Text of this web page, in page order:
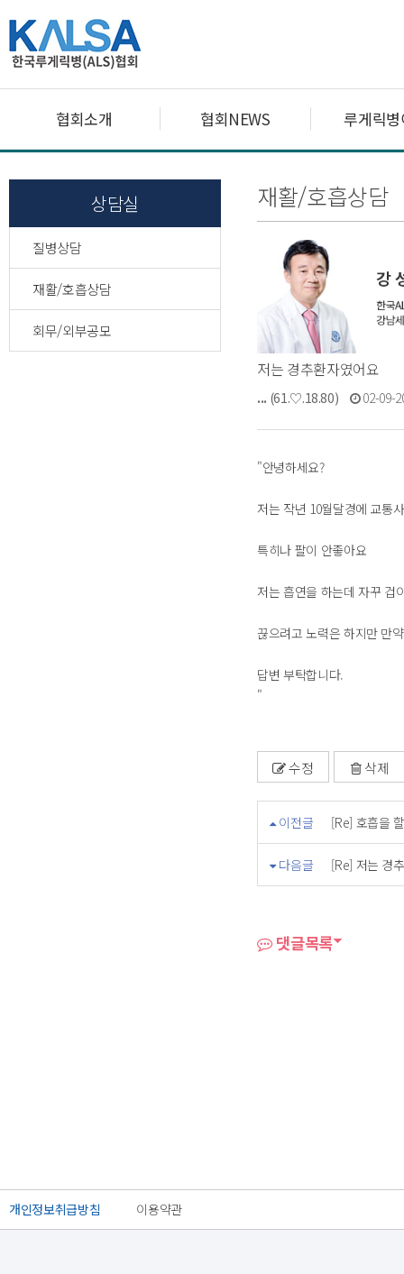
협회소개 협회NEWS 루게릭
상담실
질병상담
재활/호흡상담
회무/외부공모
재활/호흡상담
저는 경추환자였어요
... (61.♡.18.80) 02-09-
"안녕하세요?
저는 작년 10월달경에 교통
특히나 팔이 안좋아요
저는 흡연을 하는데 자꾸 겁
끊으려고 노력은 하지만 만
답변 부탁합니다.
"
수정 삭제
이전글 [Re] 호흡을
다음글 [Re] 저는 경
댓글목록
개인정보취급방침 이용약관